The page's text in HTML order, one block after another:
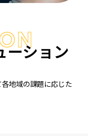
ーション
地域の課題に応じた